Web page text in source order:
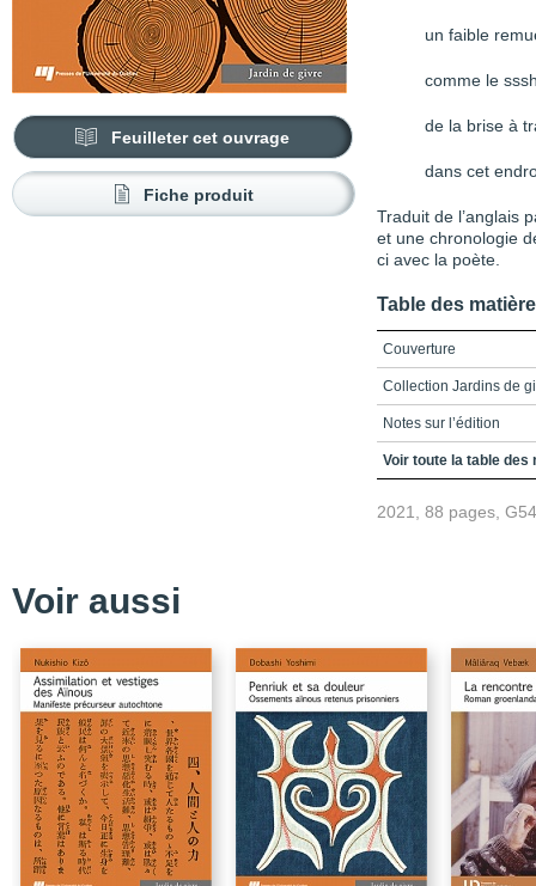
Feuilleter cet ouvrage
Fiche produit
un faible
comme le
de la brise à
dans cet
Traduit de l’anglais
et une chronologie
ci avec la poète.
Table des
Couverture
Collection Jardins de
Notes sur l’édition
Crédits
Un pont entre science
Un espace
Des traces dans la
Notes de terrain pour
Liste de montagne
Vers une méthodologie
Les plus hauts objets
Voir toute la table des
2021, 88 pages,
Voir aussi